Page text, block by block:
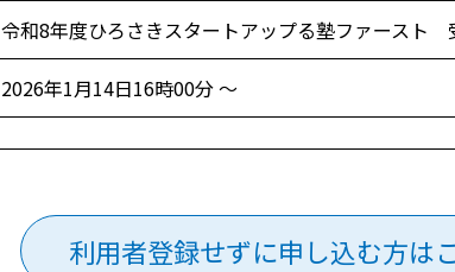
令和8年度ひろさきスタートアップる塾ファースト
2026年1月14日16時00分 ～
利用者登録せずに申し込む方は